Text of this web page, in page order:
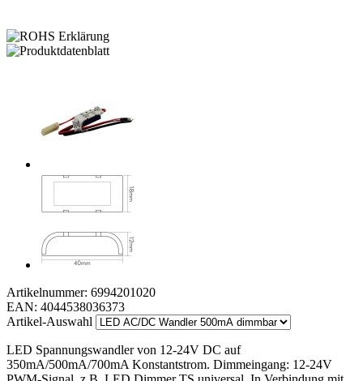
Artikelnummer: 6994201020
EAN: 4044538036373
Artikel-Auswahl
LED Spannungswandler von 12-24V DC auf
350mA/500mA/700mA Konstantstrom. Dimmeingang: 12-24V